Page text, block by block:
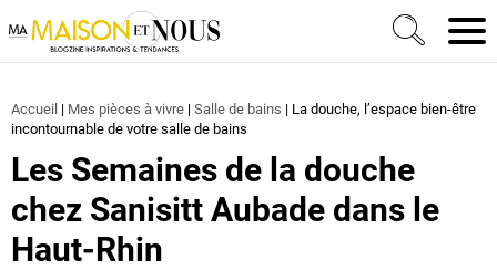
Ma Maison et Nous Construction, rénovation &
Accueil | Mes pièces à vivre | Salle de bains | La douche, l’espace bien-être
incontournable de votre salle de bains
Les Semaines de la douche
chez Sanisitt Aubade dans le
Haut-Rhin